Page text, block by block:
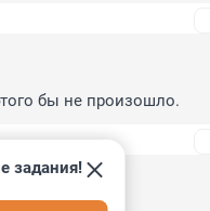
бы не произошло.
задания!